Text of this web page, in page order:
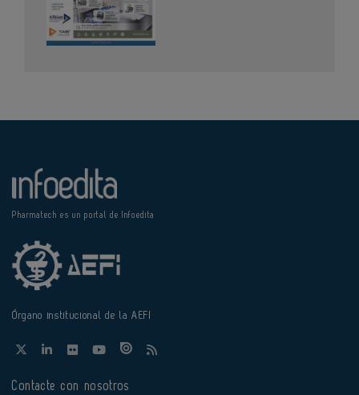
Pharmatech es un portal de Infoedita
Órgano institucional de la AEFI
Contacte con nosotros